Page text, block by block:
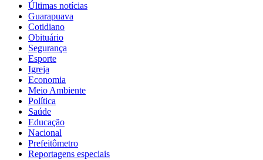
Últimas notícias
Guarapuava
Cotidiano
Obituário
Segurança
Esporte
Igreja
Economia
Meio Ambiente
Política
Saúde
Educação
Nacional
Prefeitômetro
Reportagens especiais